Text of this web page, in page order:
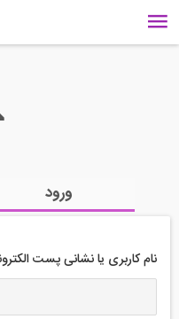
ورود
نام کاربری یا نشانی پست